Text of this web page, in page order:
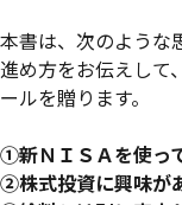
本書は、次のような
進め方をお伝えして
ールを贈ります。
①新ＮＩＳＡを使っ
②株式投資に興味が